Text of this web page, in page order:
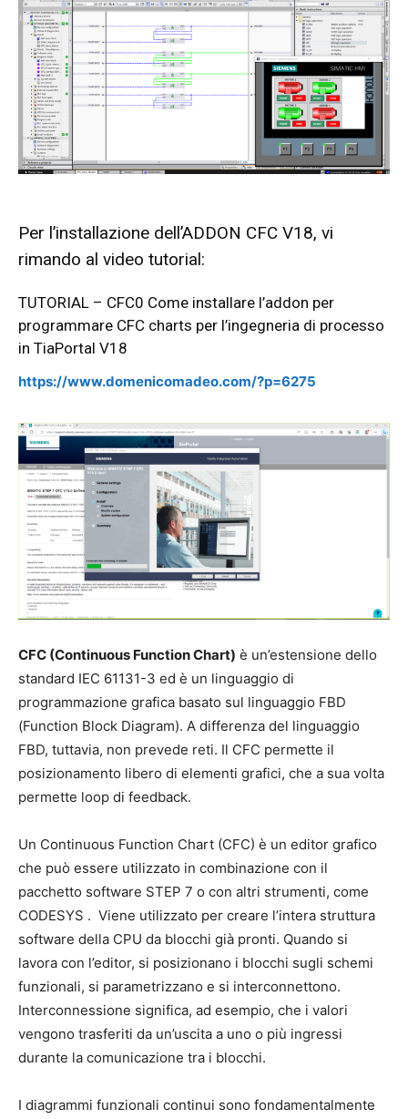
Per l’installazione dell’ADDON CFC V18, vi
rimando al video tutorial:
TUTORIAL – CFC0 Come installare l’addon per
programmare CFC charts per l’ingegneria di processo
in TiaPortal V18
https://www.domenicomadeo.com/?p=6275
CFC (Continuous Function Chart) è un’estensione dello
standard IEC 61131-3 ed è un linguaggio di
programmazione grafica basato sul linguaggio FBD
(Function Block Diagram). A differenza del linguaggio
FBD, tuttavia, non prevede reti. Il CFC permette il
posizionamento libero di elementi grafici, che a sua volta
permette loop di feedback.
Un Continuous Function Chart (CFC) è un editor grafico
che può essere utilizzato in combinazione con il
pacchetto software STEP 7 o con altri strumenti, come
CODESYS . Viene utilizzato per creare l’intera struttura
software della CPU da blocchi già pronti. Quando si
lavora con l’editor, si posizionano i blocchi sugli schemi
funzionali, si parametrizzano e si interconnettono.
Interconnessione significa, ad esempio, che i valori
vengono trasferiti da un’uscita a uno o più ingressi
durante la comunicazione tra i blocchi.
I diagrammi funzionali continui sono fondamentalmente